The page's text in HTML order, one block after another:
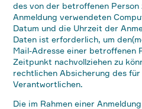
des von der betroffenen
Anmeldung verwendeten
Datum und die Uhrzeit der
Daten ist erforderlich, um
Mail-Adresse einer betroffenen
Zeitpunkt nachvollziehen zu
rechtlichen Absicherung des
Verantwortlichen.
Die im Rahmen einer